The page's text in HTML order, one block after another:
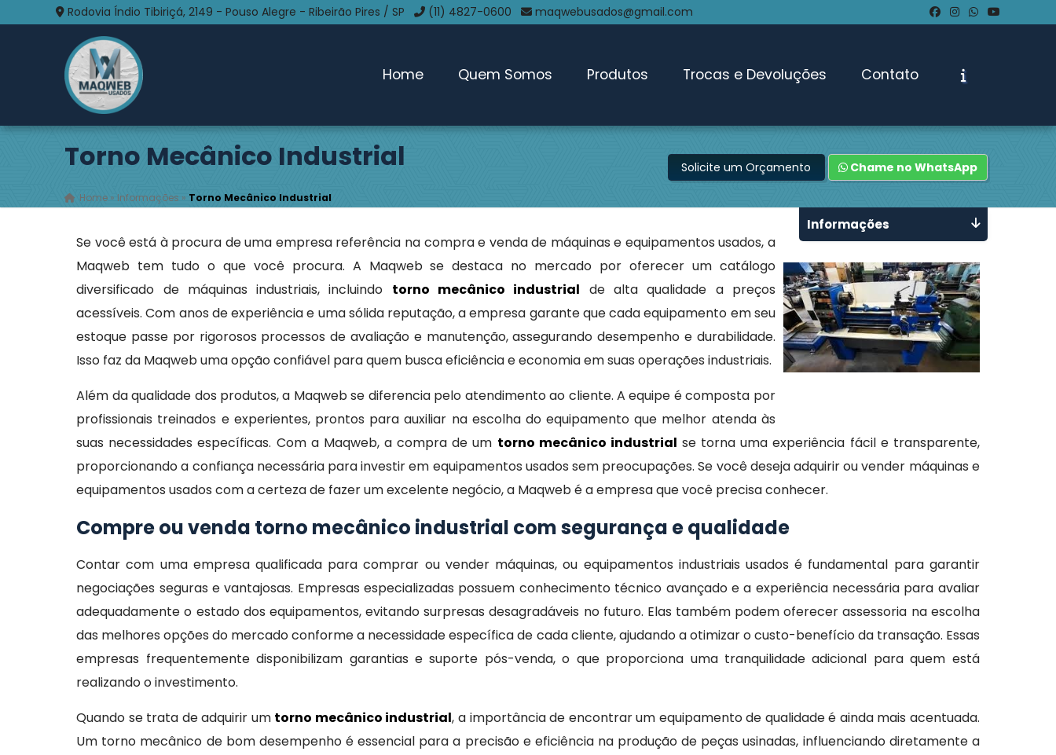
Rodovia Índio Tibiriçá, 2149 - Pouso Alegre - Ribeirão Pires / SP (11) 4827-0600 maqwebusados@gmail.com
Home Quem Somos Produtos Trocas e Devoluções Contato
Torno Mecânico Industrial
Home » Informações » Torno Mecânico Industrial
Solicite um Orçamento Chame no WhatsApp
Se você está à procura de uma empresa referência na compra e venda de máquinas e equipamentos usados, a
Maqweb tem tudo o que você procura. A Maqweb se destaca no mercado por oferecer um catálogo
diversificado de máquinas industriais, incluindo torno mecânico industrial de alta qualidade a preços
acessíveis. Com anos de experiência e uma sólida reputação, a empresa garante que cada equipamento em seu
estoque passe por rigorosos processos de avaliação e manutenção, assegurando desempenho e durabilidade.
Isso faz da Maqweb uma opção confiável para quem busca eficiência e economia em suas operações industriais.
Além da qualidade dos produtos, a Maqweb se diferencia pelo atendimento ao cliente. A equipe é composta por
profissionais treinados e experientes, prontos para auxiliar na escolha do equipamento que melhor atenda às
suas necessidades específicas. Com a Maqweb, a compra de um torno mecânico industrial se torna uma experiência fácil e transparente,
proporcionando a confiança necessária para investir em equipamentos usados sem preocupações. Se você deseja adquirir ou vender máquinas e
equipamentos usados com a certeza de fazer um excelente negócio, a Maqweb é a empresa que você precisa conhecer.
Compre ou venda torno mecânico industrial com segurança e qualidade
Contar com uma empresa qualificada para comprar ou vender máquinas, ou equipamentos industriais usados é fundamental para garantir
negociações seguras e vantajosas. Empresas especializadas possuem conhecimento técnico avançado e a experiência necessária para avaliar
adequadamente o estado dos equipamentos, evitando surpresas desagradáveis no futuro. Elas também podem oferecer assessoria na escolha
das melhores opções do mercado conforme a necessidade específica de cada cliente, ajudando a otimizar o custo-benefício da transação. Essas
empresas frequentemente disponibilizam garantias e suporte pós-venda, o que proporciona uma tranquilidade adicional para quem está
realizando o investimento.
Quando se trata de adquirir um torno mecânico industrial, a importância de encontrar um equipamento de qualidade é ainda mais acentuada.
Um torno mecânico de bom desempenho é essencial para a precisão e eficiência na produção de peças usinadas, influenciando diretamente a
Informações